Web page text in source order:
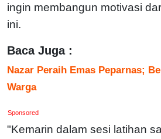
ingin membangun motivasi
ini.
Baca Juga :
Nazar Peraih Emas Peparnas;
Warga
Sponsored
"Kemarin dalam sesi latihan